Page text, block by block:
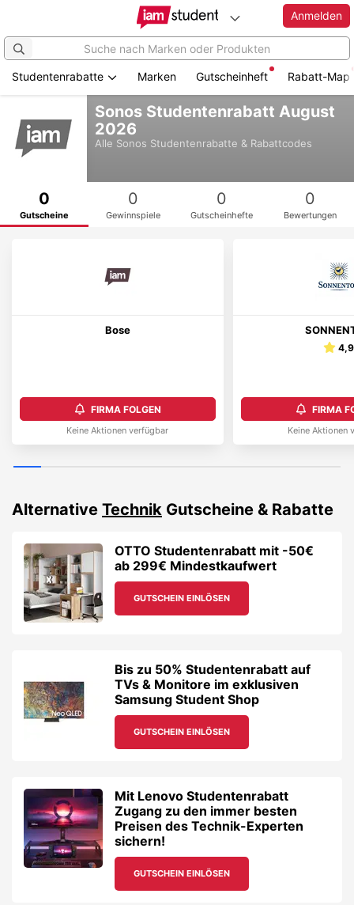
Hauptinhalt
springen
Anmelden
Studentenrabatte Marken Gutscheinheft Rabatt-Map
Sonos Studentenrabatt August
2026
Alle Sonos Studentenrabatte & Rabattcodes
0
Gutscheine
0
Gewinnspiele
0
Gutscheinhefte
0
Bewertungen
Bose
FIRMA FOLGEN
Keine Aktionen verfügbar
4,9
FIRMA
Keine Aktionen
Alternative Technik Gutscheine & Rabatte
OTTO Studentenrabatt mit -50€
ab 299€ Mindestkaufwert
GUTSCHEIN EINLÖSEN
Bis zu 50% Studentenrabatt auf
TVs & Monitore im exklusiven
Samsung Student Shop
GUTSCHEIN EINLÖSEN
Mit Lenovo Studentenrabatt
Zugang zu den immer besten
Preisen des Technik-Experten
sichern!
GUTSCHEIN EINLÖSEN